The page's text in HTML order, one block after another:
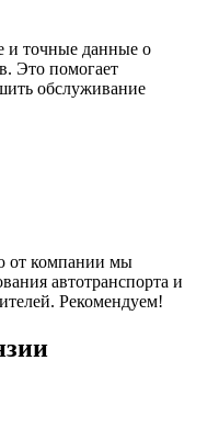
и точные данные о
Это помогает
обслуживание
от компании мы
автотранспорта и
Рекомендуем!